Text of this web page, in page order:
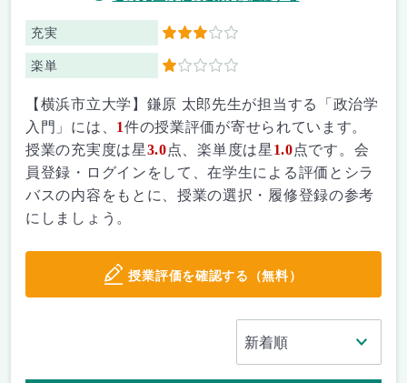
充実 3
楽単 1
【横浜市立大学】鎌原 太郎先生が担当する「政治学
入門」には、 1件の授業評価が寄せられています。
授業の充実度は星3.0点、楽単度は星 1.0点です。会
員登録・ログインをして、在学生による評価とシラ
バスの内容をもとに、授業の選択・履修登録の参考
にしましょう。
授業評価を確認する（無料）